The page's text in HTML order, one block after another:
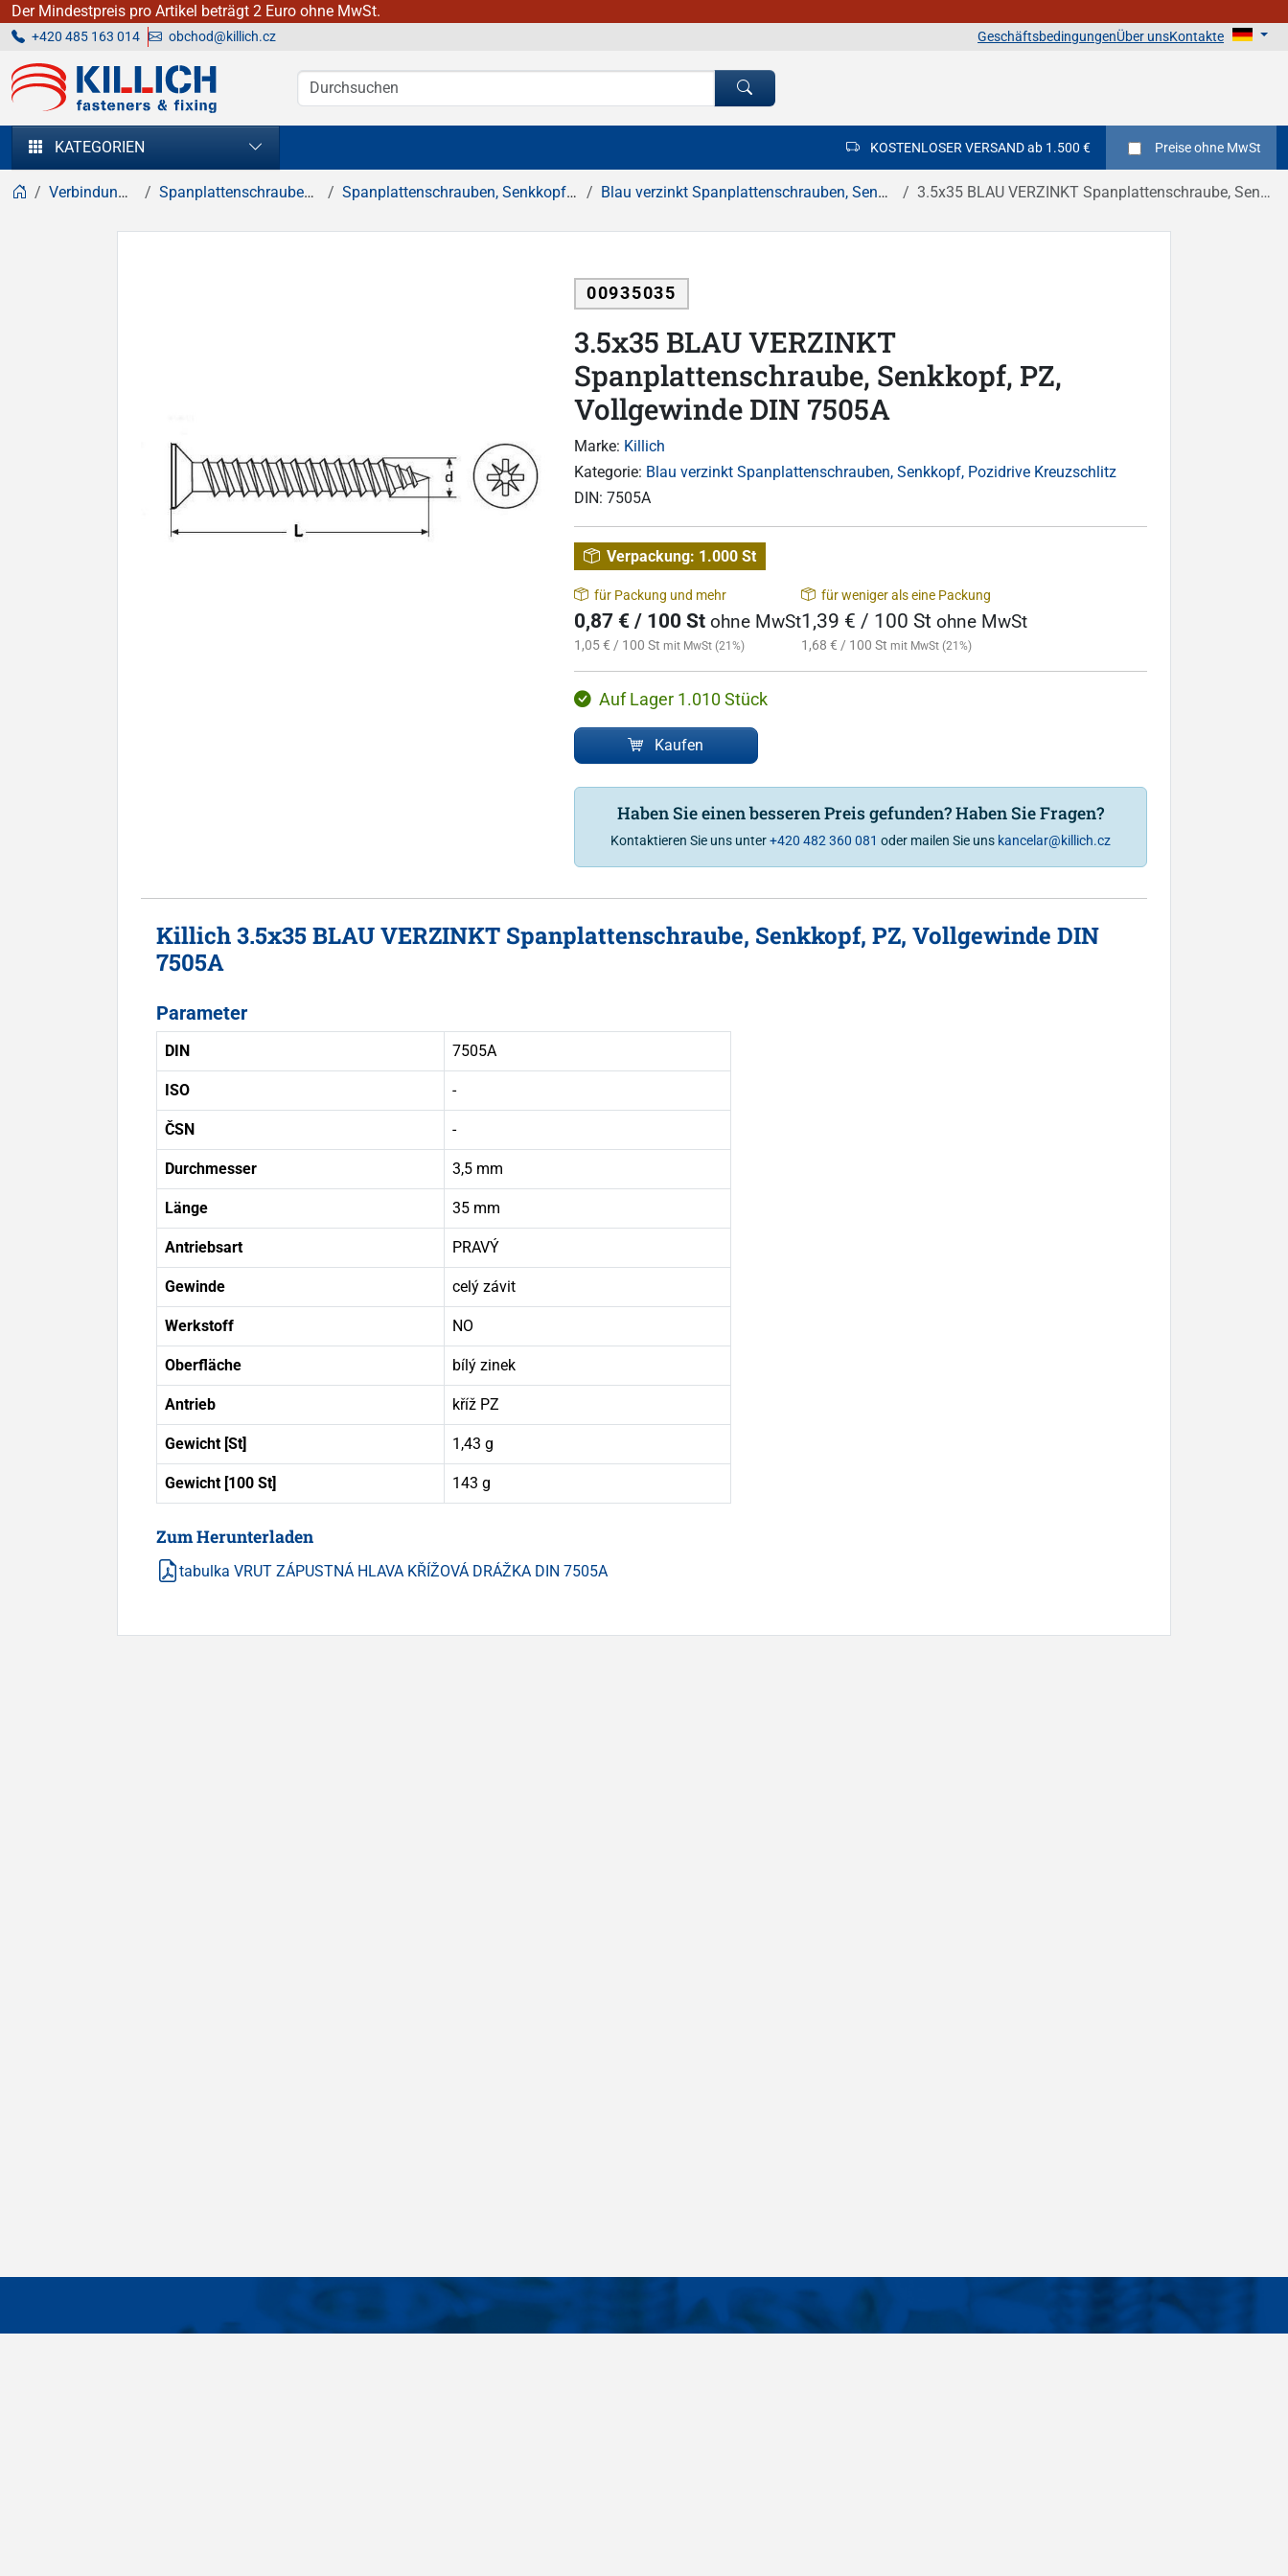
Der Mindestpreis pro Artikel beträgt 2 Euro ohne MwSt.
+420 485 163 014 obchod@killich.cz GeschäftsbedingungenÜber unsKontakte
KILLICH - Verbindungselemente
KATEGORIEN KOSTENLOSER VERSAND ab 1.500 € Preiseohne MwSt
Verbindungselemente Spanplattenschrauben, Holzschrauben Spanplattenschrauben, Senkkopf, Pozidrive Kreuzschlitz Blau verzinkt Spanplattenschrauben, Senkkopf, Pozidrive Kreuzschlitz 3.5x35 BLAU VERZINKT Spanplattenschraube, Senkkopf, PZ, Vollgewinde DIN 7505A
00935035
3.5x35 BLAU VERZINKT
Spanplattenschraube, Senkkopf, PZ,
Vollgewinde DIN 7505A
Marke: Killich
Kategorie: Blau verzinkt Spanplattenschrauben, Senkkopf, Pozidrive Kreuzschlitz
DIN: 7505A
Verpackung: 1.000 St
für Packung und mehr
0,87 € / 100 St ohne MwSt
1,05 € / 100 St mit MwSt (21%)
für weniger als eine Packung
1,39 € / 100 St ohne MwSt
1,68 € / 100 St mit MwSt (21%)
Auf Lager 1.010 Stück
Kaufen
Haben Sie einen besseren Preis gefunden? Haben Sie Fragen?
Kontaktieren Sie uns unter+420 482 360 081 oder mailen Sie uns kancelar@killich.cz
Killich 3.5x35 BLAU VERZINKT Spanplattenschraube, Senkkopf, PZ, Vollgewinde DIN
7505A
Parameter
DIN 7505A
ISO -
ČSN -
Durchmesser 3,5 mm
Länge 35 mm
Antriebsart PRAVÝ
Gewinde celý závit
Werkstoff NO
Oberfläche bílý zinek
Antrieb kříž PZ
Gewicht [St] 1,43 g
Gewicht [100 St] 143 g
Zum Herunterladen
tabulka VRUT ZÁPUSTNÁ HLAVA KŘÍŽOVÁ DRÁŽKA DIN 7505A